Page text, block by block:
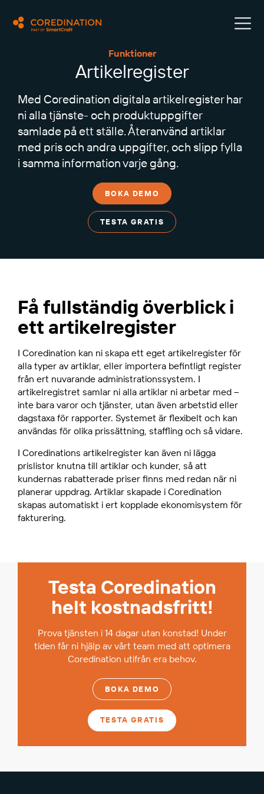
Funktioner
Artikelregister
Med Coredination digitala artikelregister har
ni alla tjänste- och produktuppgifter
samlade på ett ställe. Återanvänd artiklar
med pris och andra uppgifter, och slipp fylla
i samma information varje gång.
BOKA DEMO
TESTA GRATIS
Få fullständig överblick i
ett artikelregister
I Coredination kan ni skapa ett eget artikelregister för
alla typer av artiklar, eller importera befintligt register
från ert nuvarande administrationssystem. I
artikelregistret samlar ni alla artiklar ni arbetar med –
inte bara varor och tjänster, utan även arbetstid eller
dagstaxa för rapporter. Systemet är flexibelt och kan
användas för olika prissättning, staffling och så vidare.
I Coredinations artikelregister kan även ni lägga
prislistor knutna till artiklar och kunder, så att
kundernas rabatterade priser finns med redan när ni
planerar uppdrag. Artiklar skapade i Coredination
skapas automatiskt i ert kopplade ekonomisystem för
fakturering.
Testa Coredination
helt kostnadsfritt!
Prova tjänsten i 14 dagar utan konstad! Under
tiden får ni hjälp av vårt team med att optimera
Coredination utifrån era behov.
BOKA DEMO
TESTA GRATIS